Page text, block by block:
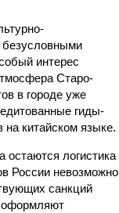
безусловными
интерес
Старо-
в городе уже
гиды-
на китайском языке.
логистика
России невозможно
санкций
оформляют